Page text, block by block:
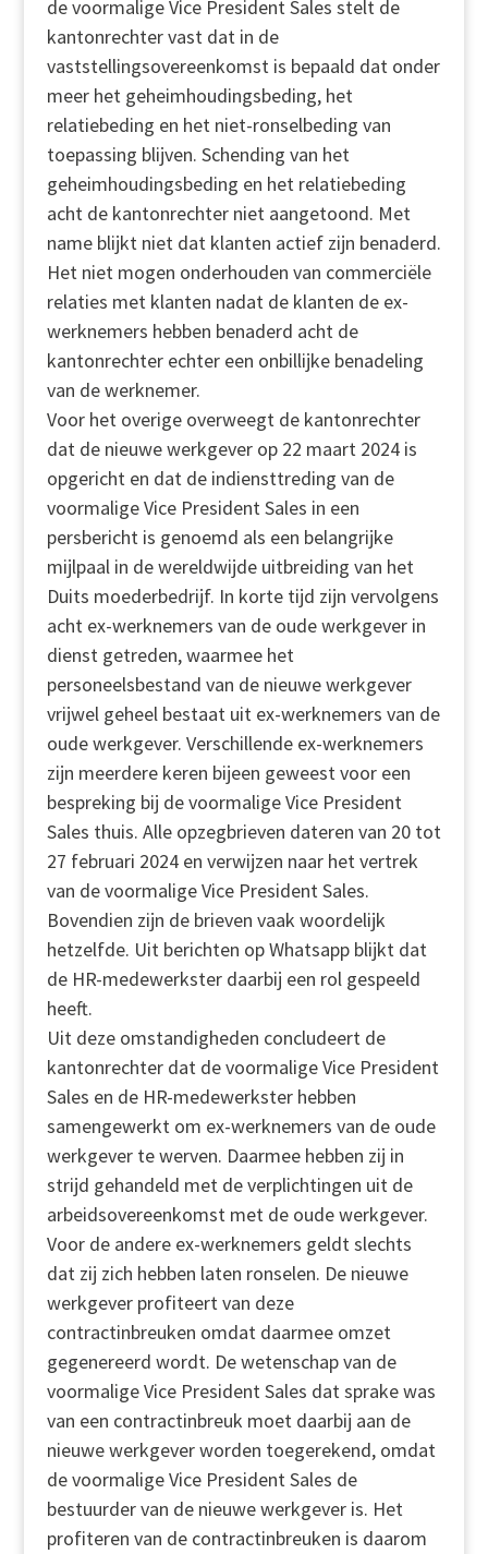
de voormalige Vice President Sales stelt de
kantonrechter vast dat in de
vaststellingsovereenkomst is bepaald dat onder
meer het geheimhoudingsbeding, het
relatiebeding en het niet-ronselbeding van
toepassing blijven. Schending van het
geheimhoudingsbeding en het relatiebeding
acht de kantonrechter niet aangetoond. Met
name blijkt niet dat klanten actief zijn benaderd.
Het niet mogen onderhouden van commerciële
relaties met klanten nadat de klanten de ex-
werknemers hebben benaderd acht de
kantonrechter echter een onbillijke benadeling
van de werknemer.
Voor het overige overweegt de kantonrechter
dat de nieuwe werkgever op 22 maart 2024 is
opgericht en dat de indiensttreding van de
voormalige Vice President Sales in een
persbericht is genoemd als een belangrijke
mijlpaal in de wereldwijde uitbreiding van het
Duits moederbedrijf. In korte tijd zijn vervolgens
acht ex-werknemers van de oude werkgever in
dienst getreden, waarmee het
personeelsbestand van de nieuwe werkgever
vrijwel geheel bestaat uit ex-werknemers van de
oude werkgever. Verschillende ex-werknemers
zijn meerdere keren bijeen geweest voor een
bespreking bij de voormalige Vice President
Sales thuis. Alle opzegbrieven dateren van 20 tot
27 februari 2024 en verwijzen naar het vertrek
van de voormalige Vice President Sales.
Bovendien zijn de brieven vaak woordelijk
hetzelfde. Uit berichten op Whatsapp blijkt dat
de HR-medewerkster daarbij een rol gespeeld
heeft.
Uit deze omstandigheden concludeert de
kantonrechter dat de voormalige Vice President
Sales en de HR-medewerkster hebben
samengewerkt om ex-werknemers van de oude
werkgever te werven. Daarmee hebben zij in
strijd gehandeld met de verplichtingen uit de
arbeidsovereenkomst met de oude werkgever.
Voor de andere ex-werknemers geldt slechts
dat zij zich hebben laten ronselen. De nieuwe
werkgever profiteert van deze
contractinbreuken omdat daarmee omzet
gegenereerd wordt. De wetenschap van de
voormalige Vice President Sales dat sprake was
van een contractinbreuk moet daarbij aan de
nieuwe werkgever worden toegerekend, omdat
de voormalige Vice President Sales de
bestuurder van de nieuwe werkgever is. Het
profiteren van de contractinbreuken is daarom